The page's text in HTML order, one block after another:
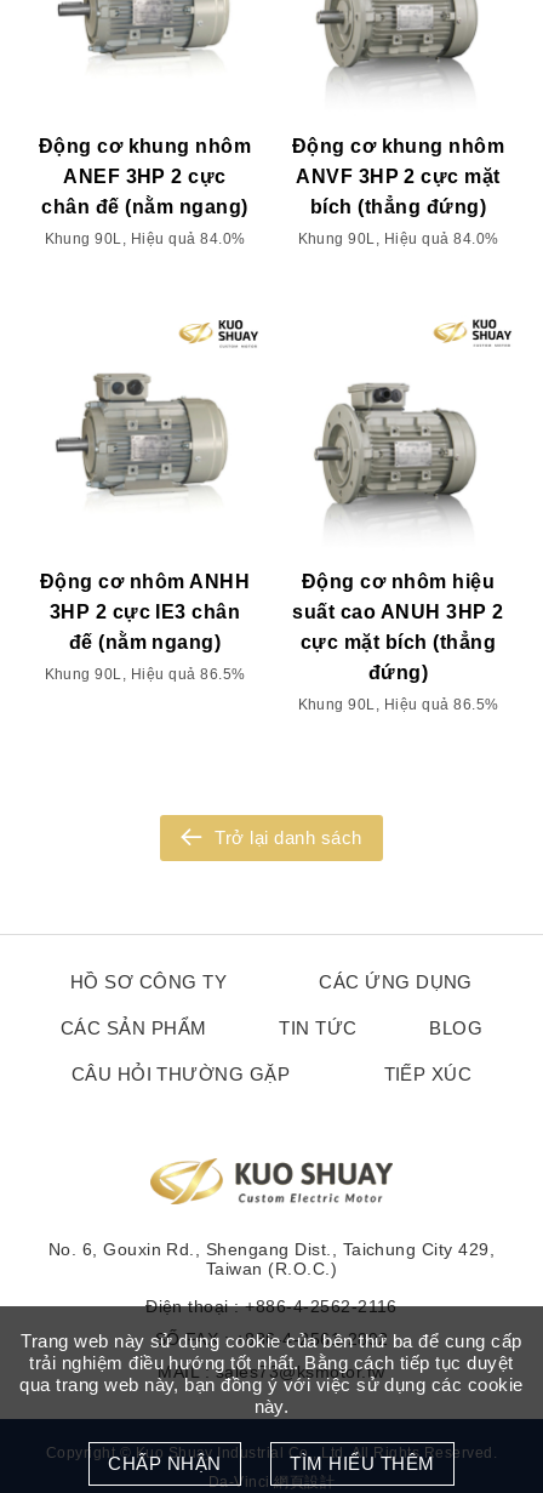
Động cơ khung nhôm
ANEF 3HP 2 cực
chân đế (nằm ngang)
Khung 90L, Hiệu quả 84.0%
Động cơ khung nhôm
ANVF 3HP 2 cực mặt
bích (thẳng đứng)
Khung 90L, Hiệu quả 84.0%
Động cơ nhôm ANHH
3HP 2 cực IE3 chân
đế (nằm ngang)
Khung 90L, Hiệu quả 86.5%
Động cơ nhôm hiệu
suất cao ANUH 3HP 2
cực mặt bích (thẳng
đứng)
Khung 90L, Hiệu quả 86.5%
Trở lại danh sách
Trang web này sử dụng cookie của bên thứ ba để cung cấp
trải nghiệm điều hướng tốt nhất. Bằng cách tiếp tục duyệt
qua trang web này, bạn đồng ý với việc sử dụng các cookie
này.
CHẤP NHẬN TÌM HIỂU THÊM
HỒ SƠ CÔNG TY CÁC ỨNG DỤNG
CÁC SẢN PHẨM TIN TỨC BLOG
CÂU HỎI THƯỜNG GẶP TIẾP XÚC
No. 6, Gouxin Rd., Shengang Dist., Taichung City 429,
Taiwan (R.O.C.)
Điện thoại :+886-4-2562-2116
SỐ FAX : +886-4-2561-2892
MAIL :sales73@ksmotor.tw
Copyright © Kuo Shuay Industrial Co., Ltd. All Rights Reserved.
Da-Vinci網頁設計